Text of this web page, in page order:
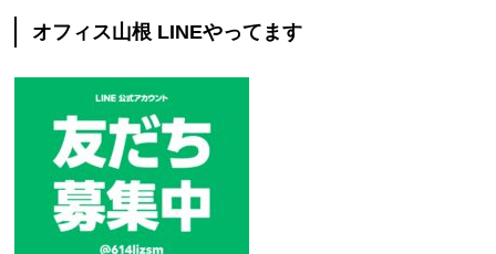
オフィス山根 LINEやってます